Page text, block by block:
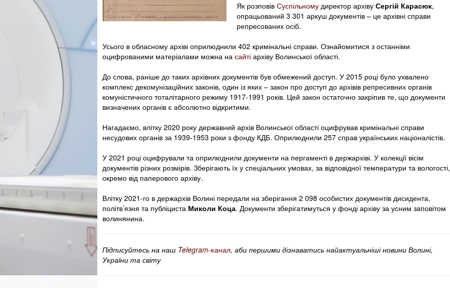
Як розповів Суспільному директор архіву Сергій Карасюк,
опрацьований 3 301 аркуш документів – це архівні справи
репресованих осіб.
Усього в обласному архіві оприлюднили 402 кримінальні справи. Ознайомитися з останніми
оцифрованими матеріалами можна на сайті архіву Волинської області.
До слова, раніше до таких архівних документів був обмежений доступ. У 2015 році було ухвалено
комплекс декомунізаційних законів, один із яких – закон про доступ до архівів репресивних органів
комуністичного тоталітарного режиму 1917-1991 років. Цей закон остаточно закріпив те, що документи
визначених органів є абсолютно відкритими.
Нагадаємо, влітку 2020 року державний архів Волинської області оцифрував кримінальні справи
несудових органів за 1939-1953 роки з фонду КДБ. Оприлюднили 257 справ українських націоналістів.
У 2021 році оцифрували та оприлюднили документи на пергаменті в держархіві. У колекції вісім
документів різних розмірів. Зберігають їх у спеціальних умовах, за відповідної температури та вологості,
окремо від паперового архіву.
Влітку 2021-го в держархів Волині передали на зберігання 2 098 особистих документів дисидента,
політв’язня та публіциста Миколи Коца. Документи зберігатимуться у фонді архіву за усним заповітом
волинянина.
Підписуйтесь на наш Telegram-канал, аби першими дізнаватись найактуальніші новини Волині,
України та світу